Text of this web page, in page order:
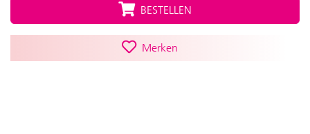
BESTELLEN
Merken